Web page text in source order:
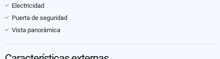
Electricidad
Puerta de seguridad
Vista panorámica